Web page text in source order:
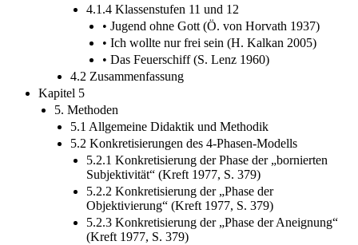
4.1.4 Klassenstufen 11 und 12
• Jugend ohne Gott (Ö. von Horvath 1937)
• Ich wollte nur frei sein (H. Kalkan 2005)
• Das Feuerschiff (S. Lenz 1960)
4.2 Zusammenfassung
Kapitel 5
5. Methoden
5.1 Allgemeine Didaktik und Methodik
5.2 Konkretisierungen des 4-Phasen-Modells
5.2.1 Konkretisierung der Phase der „bornierten
Subjektivität“ (Kreft 1977, S. 379)
5.2.2 Konkretisierung der „Phase der
Objektivierung“ (Kreft 1977, S. 379)
5.2.3 Konkretisierung der „Phase der Aneignung“
(Kreft 1977, S. 379)